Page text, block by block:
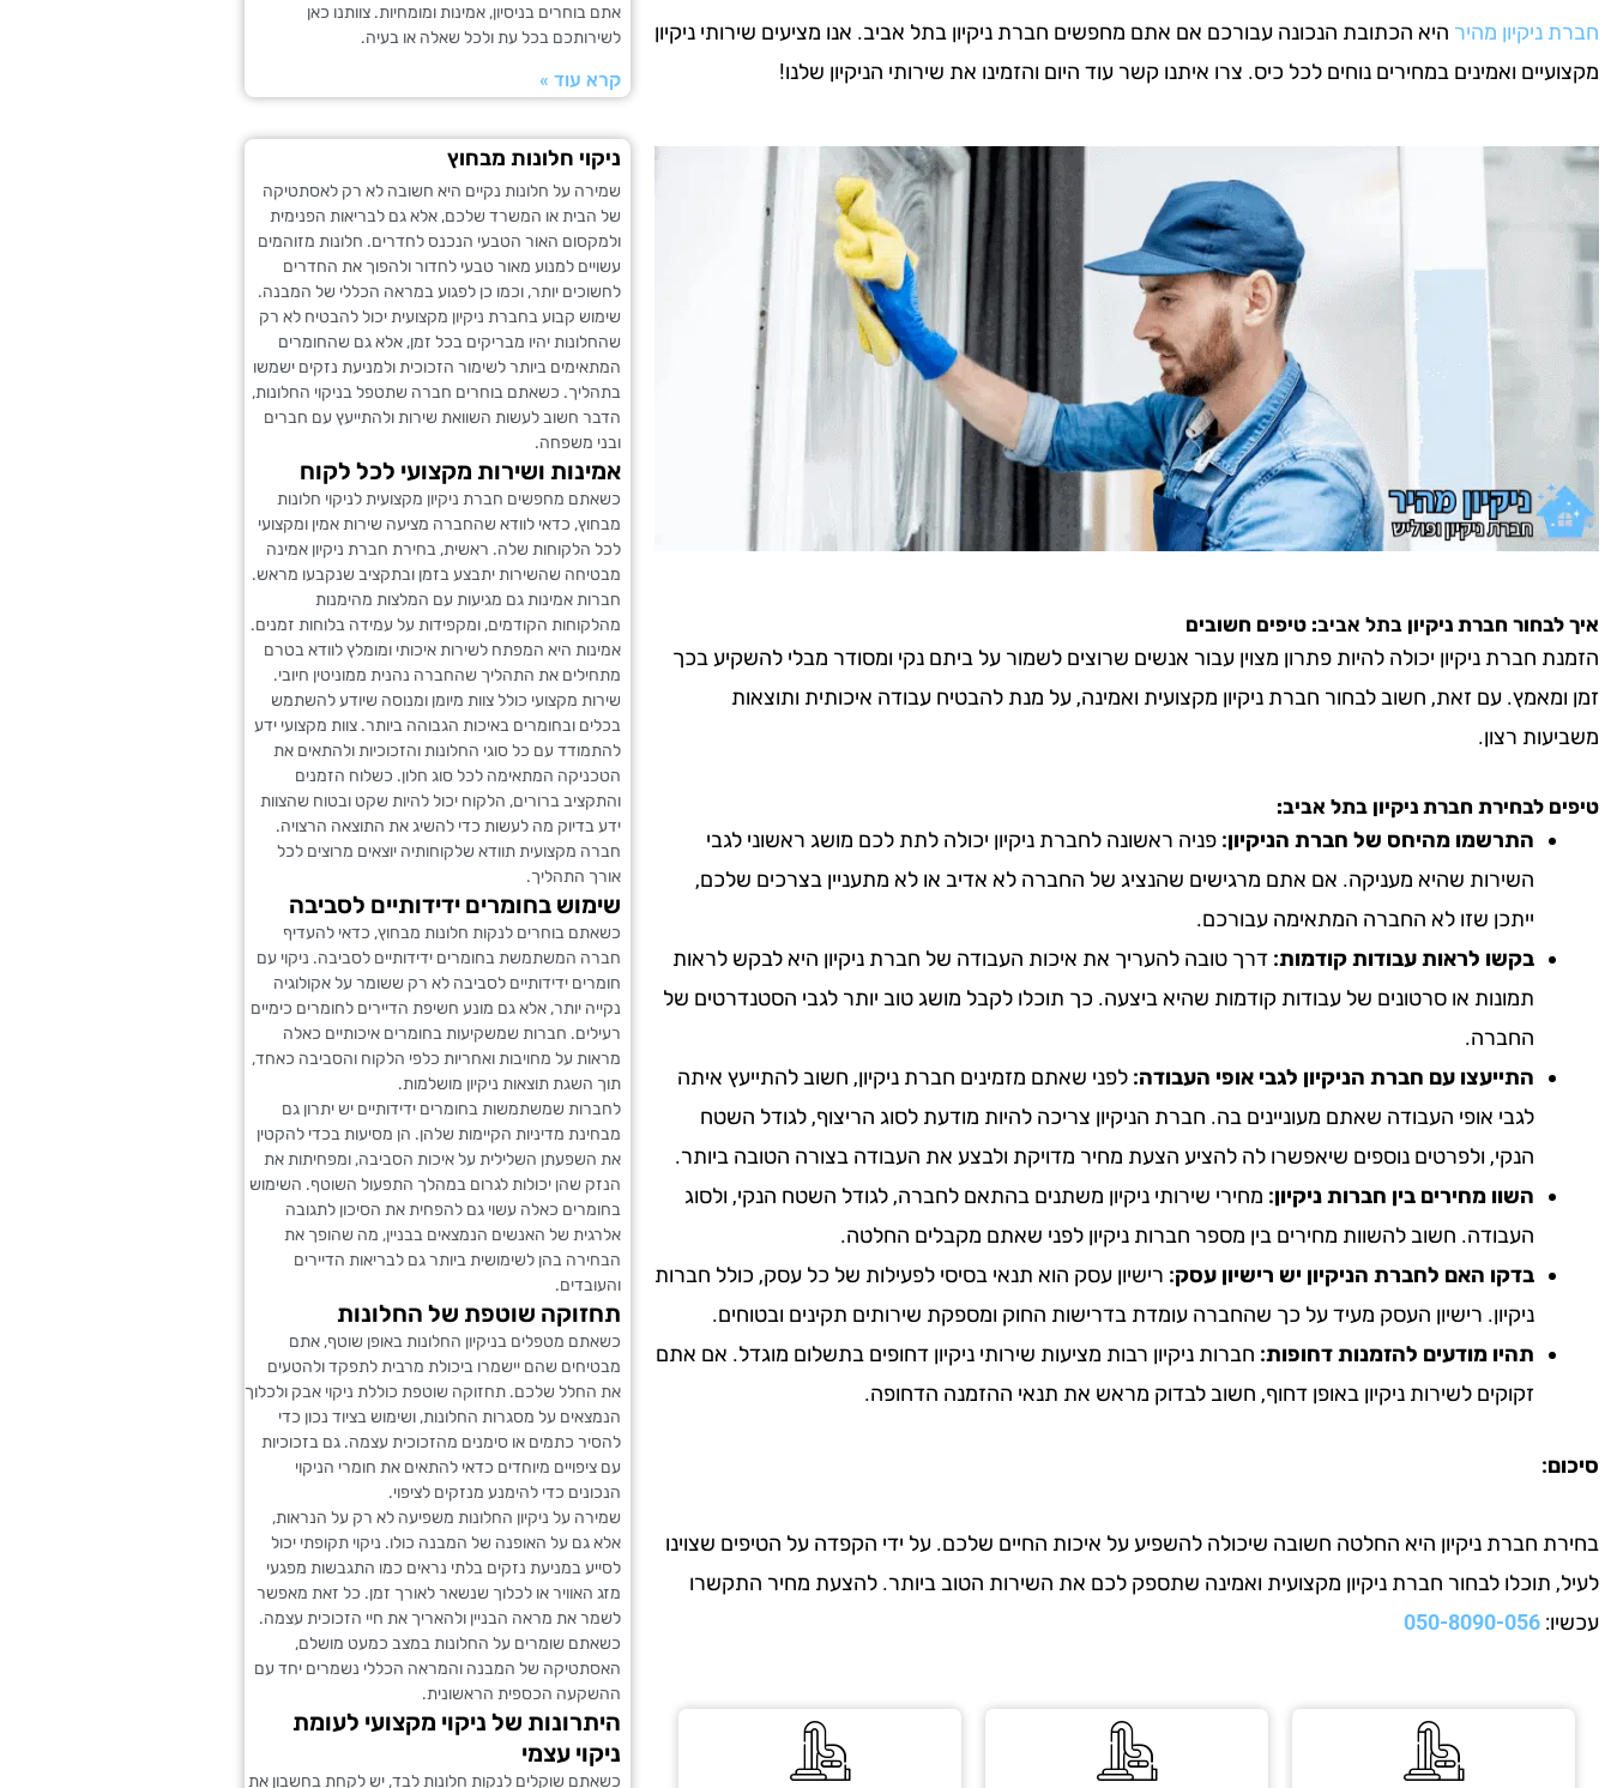
חברת ניקיון מהיר היא הכתובת הנכונה עבורכם אם אתם מחפשים חברת ניקיון בתל אביב. אנו מציעים שירותי ניקיון
מקצועיים ואמינים במחירים נוחים לכל כיס. צרו איתנו קשר עוד היום והזמינו את שירותי הניקיון שלנו!
איך לבחור חברת ניקיון בתל אביב: טיפים חשובים
הזמנת חברת ניקיון יכולה להיות פתרון מצוין עבור אנשים שרוצים לשמור על ביתם נקי ומסודר מבלי להשקיע בכך
זמן ומאמץ. עם זאת, חשוב לבחור חברת ניקיון מקצועית ואמינה, על מנת להבטיח עבודה איכותית ותוצאות
משביעות רצון.
טיפים לבחירת חברת ניקיון בתל אביב:
התרשמו מהיחס של חברת הניקיון: פניה ראשונה לחברת ניקיון יכולה לתת לכם מושג ראשוני לגבי
השירות שהיא מעניקה. אם אתם מרגישים שהנציג של החברה לא אדיב או לא מתעניין בצרכים שלכם,
ייתכן שזו לא החברה המתאימה עבורכם.
בקשו לראות עבודות קודמות: דרך טובה להעריך את איכות העבודה של חברת ניקיון היא לבקש לראות
תמונות או סרטונים של עבודות קודמות שהיא ביצעה. כך תוכלו לקבל מושג טוב יותר לגבי הסטנדרטים של
החברה.
התייעצו עם חברת הניקיון לגבי אופי העבודה: לפני שאתם מזמינים חברת ניקיון, חשוב להתייעץ איתה
לגבי אופי העבודה שאתם מעוניינים בה. חברת הניקיון צריכה להיות מודעת לסוג הריצוף, לגודל השטח
הנקי, ולפרטים נוספים שיאפשרו לה להציע הצעת מחיר מדויקת ולבצע את העבודה בצורה הטובה ביותר.
השוו מחירים בין חברות ניקיון: מחירי שירותי ניקיון משתנים בהתאם לחברה, לגודל השטח הנקי, ולסוג
העבודה. חשוב להשוות מחירים בין מספר חברות ניקיון לפני שאתם מקבלים החלטה.
בדקו האם לחברת הניקיון יש רישיון עסק: רישיון עסק הוא תנאי בסיסי לפעילות של כל עסק, כולל חברות
ניקיון. רישיון העסק מעיד על כך שהחברה עומדת בדרישות החוק ומספקת שירותים תקינים ובטוחים.
תהיו מודעים להזמנות דחופות: חברות ניקיון רבות מציעות שירותי ניקיון דחופים בתשלום מוגדל. אם אתם
זקוקים לשירות ניקיון באופן דחוף, חשוב לבדוק מראש את תנאי ההזמנה הדחופה.
סיכום:
בחירת חברת ניקיון היא החלטה חשובה שיכולה להשפיע על איכות החיים שלכם. על ידי הקפדה על הטיפים שצוינו
לעיל, תוכלו לבחור חברת ניקיון מקצועית ואמינה שתספק לכם את השירות הטוב ביותר. להצעת מחיר התקשרו
עכשיו:
אתם בוחרים בניסיון, אמינות ומומחיות. צוותנו כאן
לשירותכם בכל עת ולכל שאלה או בעיה.
קרא עוד »
ניקוי חלונות מבחוץ
שמירה על חלונות נקיים היא חשובה לא רק לאסתטיקה
של הבית או המשרד שלכם, אלא גם לבריאות הפנימית
ולמקסום האור הטבעי הנכנס לחדרים. חלונות מזוהמים
עשויים למנוע מאור טבעי לחדור ולהפוך את החדרים
לחשוכים יותר, וכמו כן לפגוע במראה הכללי של המבנה.
שימוש קבוע בחברת ניקיון מקצועית יכול להבטיח לא רק
שהחלונות יהיו מבריקים בכל זמן, אלא גם שהחומרים
המתאימים ביותר לשימור הזכוכית ולמניעת נזקים ישמשו
בתהליך. כשאתם בוחרים חברה שתטפל בניקוי החלונות,
הדבר חשוב לעשות השוואת שירות ולהתייעץ עם חברים
ובני משפחה.
אמינות ושירות מקצועי לכל לקוח
כשאתם מחפשים חברת ניקיון מקצועית לניקוי חלונות
מבחוץ, כדאי לוודא שהחברה מציעה שירות אמין ומקצועי
לכל הלקוחות שלה. ראשית, בחירת חברת ניקיון אמינה
מבטיחה שהשירות יתבצע בזמן ובתקציב שנקבעו מראש.
חברות אמינות גם מגיעות עם המלצות מהימנות
מהלקוחות הקודמים, ומקפידות על עמידה בלוחות זמנים.
אמינות היא המפתח לשירות איכותי ומומלץ לוודא בטרם
מתחילים את התהליך שהחברה נהנית ממוניטין חיובי.
שירות מקצועי כולל צוות מיומן ומנוסה שיודע להשתמש
בכלים ובחומרים באיכות הגבוהה ביותר. צוות מקצועי ידע
להתמודד עם כל סוגי החלונות והזכוכיות ולהתאים את
הטכניקה המתאימה לכל סוג חלון. כשלוח הזמנים
והתקציב ברורים, הלקוח יכול להיות שקט ובטוח שהצוות
ידע בדיוק מה לעשות כדי להשיג את התוצאה הרצויה.
חברה מקצועית תוודא שלקוחותיה יוצאים מרוצים לכל
אורך התהליך.
שימוש בחומרים ידידותיים לסביבה
כשאתם בוחרים לנקות חלונות מבחוץ, כדאי להעדיף
חברה המשתמשת בחומרים ידידותיים לסביבה. ניקוי עם
חומרים ידידותיים לסביבה לא רק ששומר על אקולוגיה
נקייה יותר, אלא גם מונע חשיפת הדיירים לחומרים כימיים
רעילים. חברות שמשקיעות בחומרים איכותיים כאלה
מראות על מחויבות ואחריות כלפי הלקוח והסביבה כאחד,
תוך השגת תוצאות ניקיון מושלמות.
לחברות שמשתמשות בחומרים ידידותיים יש יתרון גם
מבחינת מדיניות הקיימות שלהן. הן מסיעות בכדי להקטין
את השפעתן השלילית על איכות הסביבה, ומפחיתות את
הנזק שהן יכולות לגרום במהלך התפעול השוטף. השימוש
בחומרים כאלה עשוי גם להפחית את הסיכון לתגובה
אלרגית של האנשים הנמצאים בבניין, מה שהופך את
הבחירה בהן לשימושית ביותר גם לבריאות הדיירים
והעובדים.
תחזוקה שוטפת של החלונות
כשאתם מטפלים בניקיון החלונות באופן שוטף, אתם
מבטיחים שהם יישמרו ביכולת מרבית לתפקד ולהטעים
את החלל שלכם. תחזוקה שוטפת כוללת ניקוי אבק ולכלוך
הנמצאים על מסגרות החלונות, ושימוש בציוד נכון כדי
להסיר כתמים או סימנים מהזכוכית עצמה. גם בזכוכיות
עם ציפויים מיוחדים כדאי להתאים את חומרי הניקוי
הנכונים כדי להימנע מנזקים לציפוי.
שמירה על ניקיון החלונות משפיעה לא רק על הנראות,
אלא גם על האופנה של המבנה כולו. ניקוי תקופתי יכול
לסייע במניעת נזקים בלתי נראים כמו התגבשות מפגעי
מזג האוויר או לכלוך שנשאר לאורך זמן. כל זאת מאפשר
לשמר את מראה הבניין ולהאריך את חיי הזכוכית עצמה.
כשאתם שומרים על החלונות במצב כמעט מושלם,
האסתטיקה של המבנה והמראה הכללי נשמרים יחד עם
ההשקעה הכספית הראשונית.
היתרונות של ניקוי מקצועי לעומת
ניקוי עצמי
כשאתם שוקלים לנקות חלונות לבד, יש לקחת בחשבון את